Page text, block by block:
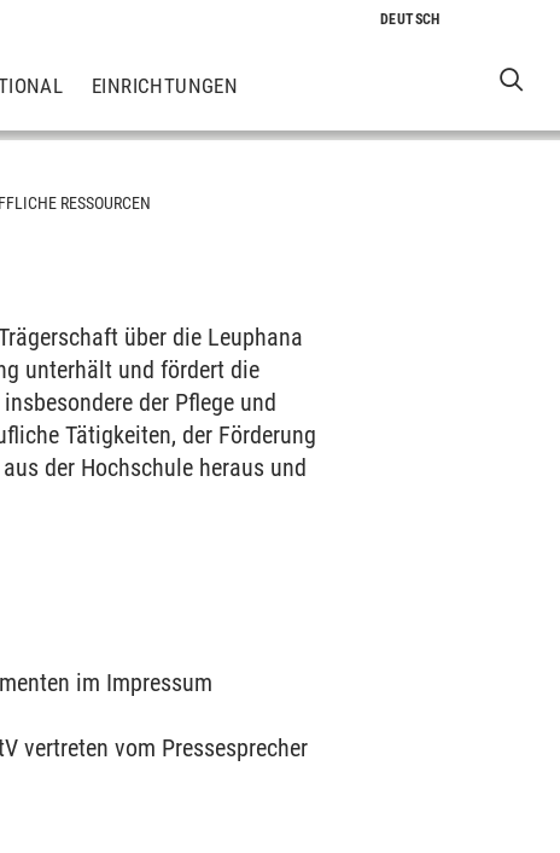
EINRICHTUNGEN
RESSOURCEN
über die Leuphana
unterhält und fördert die
der Pflege und
Tätigkeiten, der Förderung
der Hochschule heraus und
im Impressum
vertreten vom Pressesprecher